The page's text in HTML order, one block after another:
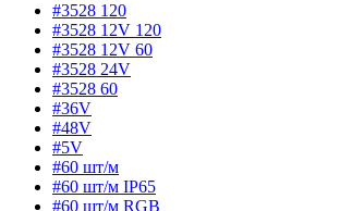
#3528 120
#3528 12V 120
#3528 12V 60
#3528 24V
#3528 60
#36V
#48V
#5V
#60 шт/м
#60 шт/м IP65
#60 шт/м RGB